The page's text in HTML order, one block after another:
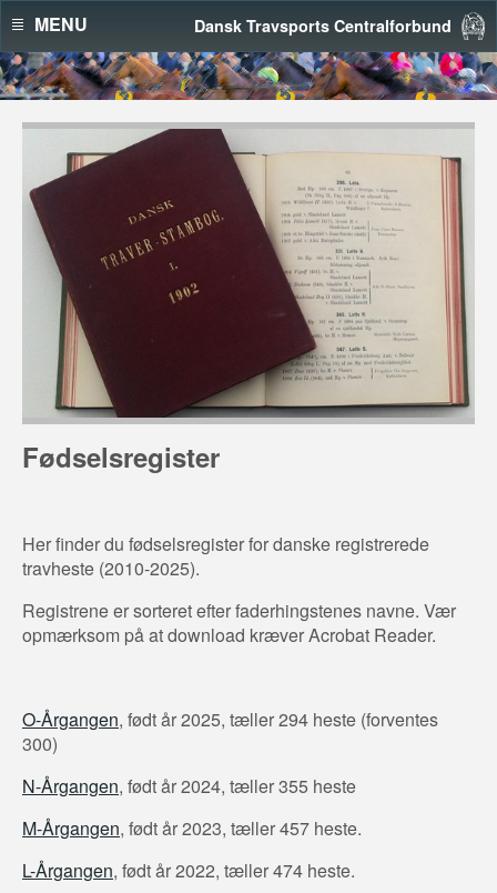
Dansk Travsports Centralforbund
MENU
Fødselsregister
Her finder du fødselsregister for danske registrerede
travheste (2010-2025).
Registrene er sorteret efter faderhingstenes navne. Vær
opmærksom på at download kræver Acrobat Reader.
O-Årgangen, født år 2025, tæller 294 heste (forventes
300)
N-Årgangen, født år 2024, tæller 355 heste
M-Årgangen, født år 2023, tæller 457 heste.
L-Årgangen, født år 2022, tæller 474 heste.